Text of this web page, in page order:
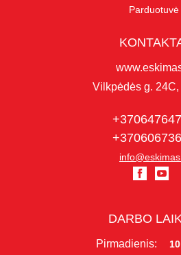
Parduotuvė
Vilkpėdės g.
DARBO
Pirmadienis: